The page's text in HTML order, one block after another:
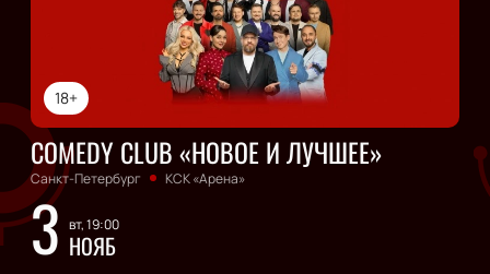
18+
COMEDY CLUB «НОВОЕ И ЛУЧШЕЕ»
Санкт-Петербург КСК «Арена»
3 вт, 19:00
НОЯБ